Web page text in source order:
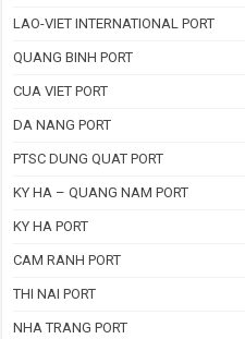
LAO-VIET INTERNATIONAL PORT
QUANG BINH PORT
CUA VIET PORT
DA NANG PORT
PTSC DUNG QUAT PORT
KY HA – QUANG NAM PORT
KY HA PORT
CAM RANH PORT
THI NAI PORT
NHA TRANG PORT